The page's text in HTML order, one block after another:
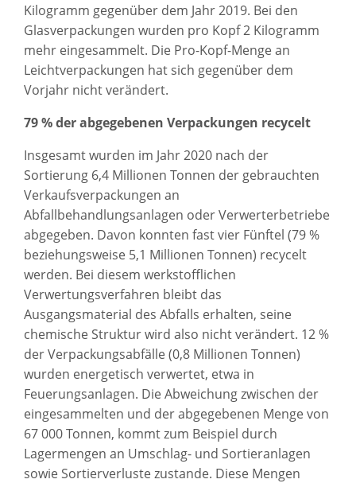
Kilogramm gegenüber dem Jahr 2019. Bei den
Glasverpackungen wurden pro Kopf 2 Kilogramm
mehr eingesammelt. Die Pro-Kopf-Menge an
Leichtverpackungen hat sich gegenüber dem
Vorjahr nicht verändert.
79 % der abgegebenen Verpackungen recycelt
Insgesamt wurden im Jahr 2020 nach der
Sortierung 6,4 Millionen Tonnen der gebrauchten
Verkaufsverpackungen an
Abfallbehandlungsanlagen oder Verwerterbetriebe
abgegeben. Davon konnten fast vier Fünftel (79 %
beziehungsweise 5,1 Millionen Tonnen) recycelt
werden. Bei diesem werkstofflichen
Verwertungsverfahren bleibt das
Ausgangsmaterial des Abfalls erhalten, seine
chemische Struktur wird also nicht verändert. 12 %
der Verpackungsabfälle (0,8 Millionen Tonnen)
wurden energetisch verwertet, etwa in
Feuerungsanlagen. Die Abweichung zwischen der
eingesammelten und der abgegebenen Menge von
67 000 Tonnen, kommt zum Beispiel durch
Lagermengen an Umschlag- und Sortieranlagen
sowie Sortierverluste zustande. Diese Mengen